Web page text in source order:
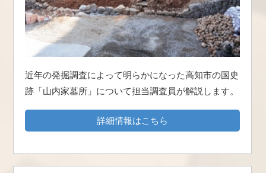
近年の発掘調査によって明らかになった高知市の国史
跡「山内家墓所」について担当調査員が解説します。
詳細情報はこちら